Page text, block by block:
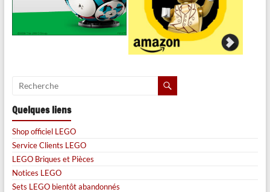
Quelques liens
Shop officiel LEGO
Service Clients LEGO
LEGO Briques et Pièces
Notices LEGO
Sets LEGO bientôt abandonnés